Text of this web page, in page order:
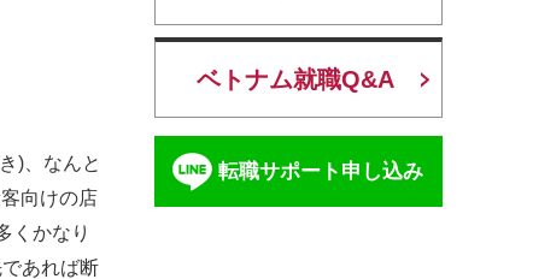
)、なんと
向けの店
くかなり
あれば断
ベトナム就職Q&A
転職サポート申し込み